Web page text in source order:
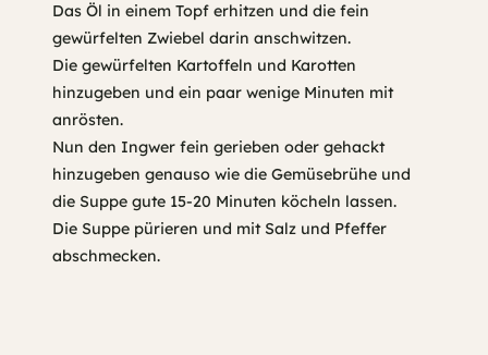
Das Öl in einem Topf erhitzen und die fein
gewürfelten Zwiebel darin anschwitzen.
Die gewürfelten Kartoffeln und Karotten
hinzugeben und ein paar wenige Minuten mit
anrösten.
Nun den Ingwer fein gerieben oder gehackt
hinzugeben genauso wie die Gemüsebrühe und
die Suppe gute 15-20 Minuten köcheln lassen.
Die Suppe pürieren und mit Salz und Pfeffer
abschmecken.